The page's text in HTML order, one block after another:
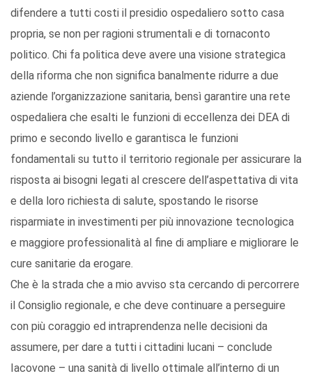
difendere a tutti costi il presidio ospedaliero sotto casa
propria, se non per ragioni strumentali e di tornaconto
politico. Chi fa politica deve avere una visione strategica
della riforma che non significa banalmente ridurre a due
aziende l’organizzazione sanitaria, bensì garantire una rete
ospedaliera che esalti le funzioni di eccellenza dei DEA di
primo e secondo livello e garantisca le funzioni
fondamentali su tutto il territorio regionale per assicurare la
risposta ai bisogni legati al crescere dell’aspettativa di vita
e della loro richiesta di salute, spostando le risorse
risparmiate in investimenti per più innovazione tecnologica
e maggiore professionalità al fine di ampliare e migliorare le
cure sanitarie da erogare.
Che è la strada che a mio avviso sta cercando di percorrere
il Consiglio regionale, e che deve continuare a perseguire
con più coraggio ed intraprendenza nelle decisioni da
assumere, per dare a tutti i cittadini lucani – conclude
Iacovone – una sanità di livello ottimale all’interno di un